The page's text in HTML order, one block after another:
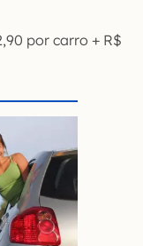
por carro + R$